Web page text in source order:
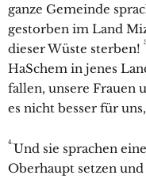
ganze Gemeinde
gestorben im Land
dieser Wüste sterben!
HaSchem in jenes
fallen, unsere Frauen
es nicht besser für
4.Und sie sprachen
Oberhaupt setzen